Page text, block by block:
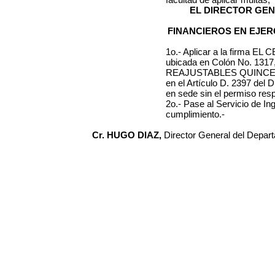
EL DIRECTOR
FINANCIEROS EN
1o.- Aplicar a la firma EL
ubicada en Colón No. 1317
REAJUSTABLES
en el Artículo D. 2397 del
en sede sin el permiso
2o.- Pase al Servicio de
cumplimiento.-
Cr. HUGO DIAZ, Director General del